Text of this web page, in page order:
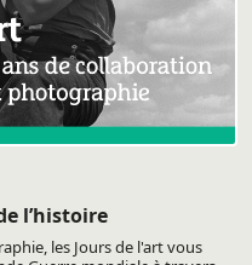
l’histoire
les Jours de l'art vous